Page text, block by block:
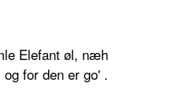
Elefant øl, næh
for den er go' .